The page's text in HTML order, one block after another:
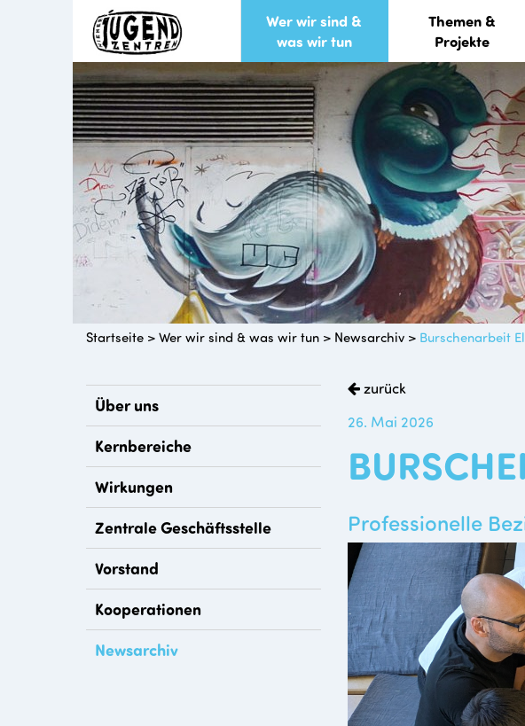
Wer wir sind &
was wir tun
Themen &
Projekte
Startseite > Wer wir sind & was wir tun > Newsarchiv > Burschenarbeit
Über uns
Kernbereiche
Wirkungen
Zentrale Geschäftsstelle
Vorstand
Kooperationen
Newsarchiv
zurück
26. Mai 2026
Professionelle